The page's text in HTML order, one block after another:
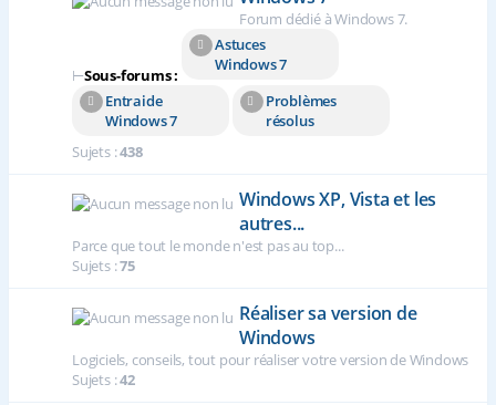
Forum dédié à Windows 7.
⊢Sous-forums :
Astuces
Windows 7
Entraide
Windows 7
Problèmes
résolus
Sujets :438
Windows XP, Vista et les
autres...
Parce que tout le monde n'est pas au top...
Sujets :75
Réaliser sa version de
Windows
Logiciels, conseils, tout pour réaliser votre version de Windows
Sujets :42